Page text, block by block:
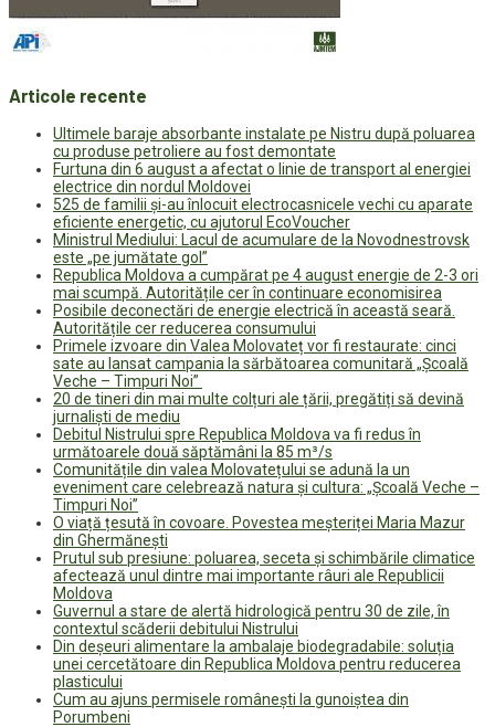
Articole recente
Ultimele baraje absorbante instalate pe Nistru după poluarea
cu produse petroliere au fost demontate
Furtuna din 6 august a afectat o linie de transport al energiei
electrice din nordul Moldovei
525 de familii și-au înlocuit electrocasnicele vechi cu aparate
eficiente energetic, cu ajutorul EcoVoucher
Ministrul Mediului: Lacul de acumulare de la Novodnestrovsk
este „pe jumătate gol”
Republica Moldova a cumpărat pe 4 august energie de 2-3 ori
mai scumpă. Autoritățile cer în continuare economisirea
Posibile deconectări de energie electrică în această seară.
Autoritățile cer reducerea consumului
Primele izvoare din Valea Molovateț vor fi restaurate: cinci
sate au lansat campania la sărbătoarea comunitară „Școală
Veche – Timpuri Noi”
20 de tineri din mai multe colțuri ale țării, pregătiți să devină
jurnaliști de mediu
Debitul Nistrului spre Republica Moldova va fi redus în
următoarele două săptămâni la 85 m³/s
Comunitățile din valea Molovatețului se adună la un
eveniment care celebrează natura și cultura: „Școală Veche –
Timpuri Noi”
O viață țesută în covoare. Povestea meșteriței Maria Mazur
din Ghermănești
Prutul sub presiune: poluarea, seceta și schimbările climatice
afectează unul dintre mai importante râuri ale Republicii
Moldova
Guvernul a stare de alertă hidrologică pentru 30 de zile, în
contextul scăderii debitului Nistrului
Din deșeuri alimentare la ambalaje biodegradabile: soluția
unei cercetătoare din Republica Moldova pentru reducerea
plasticului
Cum au ajuns permisele românești la gunoiștea din
Porumbeni